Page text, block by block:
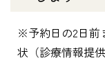
※予約日の2日前
状（診療情報提